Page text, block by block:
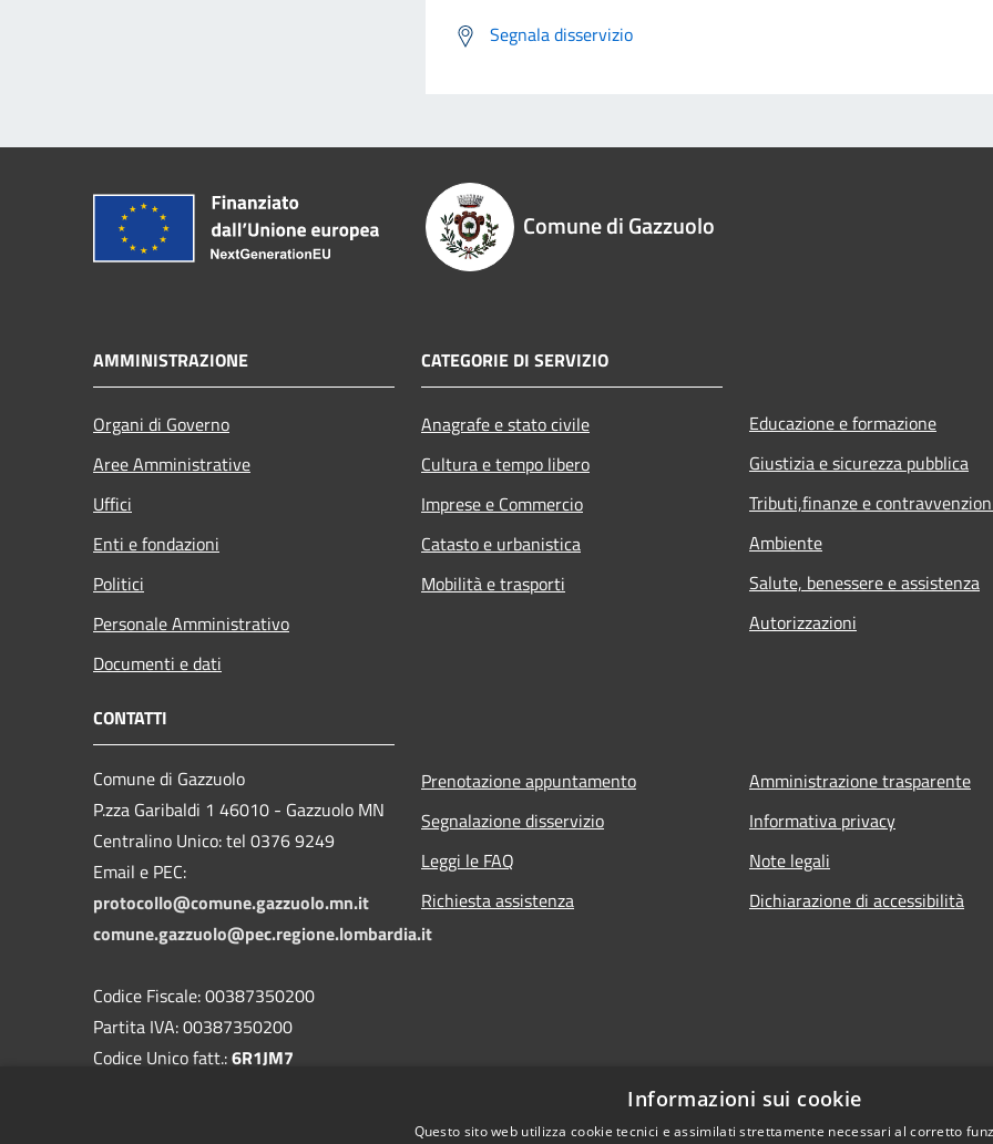
Segnala disservizio
Comune di Gazzuolo
AMMINISTRAZIONE
Organi di Governo
Aree Amministrative
Uffici
Enti e fondazioni
Politici
Personale Amministrativo
Documenti e dati
CATEGORIE DI SERVIZIO
Anagrafe e stato civile
Cultura e tempo libero
Imprese e Commercio
Catasto e urbanistica
Mobilità e trasporti
Educazione e formazione
Giustizia e sicurezza pubblica
Tributi,finanze e
Ambiente
Salute, benessere e assistenza
Autorizzazioni
CONTATTI
Comune di Gazzuolo
P.zza Garibaldi 1 46010 - Gazzuolo MN
Centralino Unico: tel 0376 9249
Email e PEC:
protocollo@comune.gazzuolo.mn.it
comune.gazzuolo@pec.regione.lombardia.it
Codice Fiscale: 00387350200
Partita IVA: 00387350200
Codice Unico fatt.:6R1JM7
Prenotazione appuntamento
Segnalazione disservizio
Leggi le FAQ
Richiesta assistenza
Amministrazione trasparente
Informativa privacy
Note legali
Dichiarazione di accessibilità
Informazioni sui cookie
Questo sito web utilizza cookie tecnici e assimilati strettamente necessari al corretto